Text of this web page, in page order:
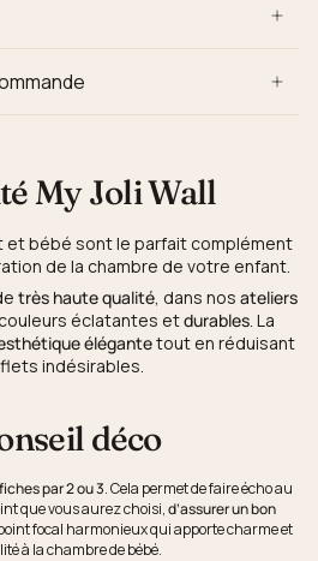
My Joli Wall
et bébé sont le parfait complément
de la chambre de votre enfant.
très haute qualité, dans nos ateliers
éclatantes etdurables. La
élégantetout en réduisant
indésirables.
déco
par 2 ou 3. Cela permet de faire écho au
que vous aurez choisi,d’assurer un bon
focal harmonieux qui apporte charme et
à la chambre de bébé.